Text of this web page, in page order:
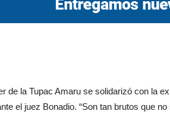
de la Tupac Amaru se solidarizó con la
el juez Bonadio. “Son tan brutos que